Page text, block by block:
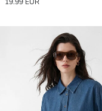
19.99 EUR